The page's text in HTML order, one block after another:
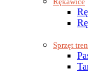
Sprzęt